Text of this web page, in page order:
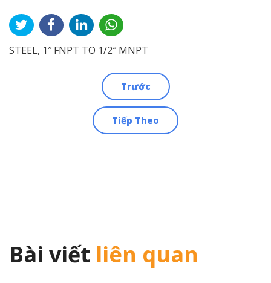
STEEL, 1″ FNPT TO 1/2″ MNPT
Trước
Tiếp Theo
Bài viết liên quan